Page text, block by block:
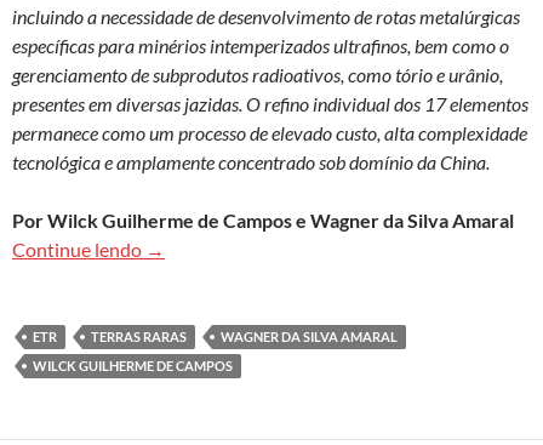
incluindo a necessidade de desenvolvimento de rotas metalúrgicas
específicas para minérios intemperizados ultrafinos, bem como o
gerenciamento de subprodutos radioativos, como tório e urânio,
presentes em diversas jazidas. O refino individual dos 17 elementos
permanece como um processo de elevado custo, alta complexidade
tecnológica e amplamente concentrado sob domínio da China.
Por Wilck Guilherme de Campos e Wagner da Silva Amaral
Continue lendo Geologia e potencial metalogenético dos
→
ETR TERRAS RARAS
WAGNER DA SILVA AMARAL
WILCK GUILHERME DE CAMPOS